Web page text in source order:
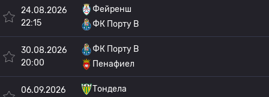
24.08.2026
22:15
Фейренш
ФК Порту B
30.08.2026
20:00
ФК Порту B
Пенафиел
06.09.2026
Тондела